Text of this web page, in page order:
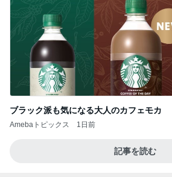
ブラック派も気になる大人のカフェモカ
Amebaトピックス 1日前
記事を読む